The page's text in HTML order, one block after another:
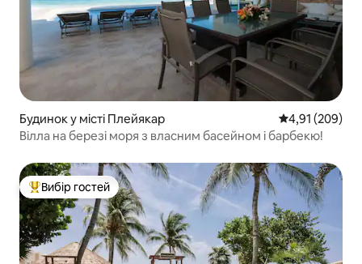
Будинок у місті Плейякар Середня
4,91 (209)
Вілла на березі моря з власним басейном і барбекю!
Топ вибір гостей
Вибір гостей